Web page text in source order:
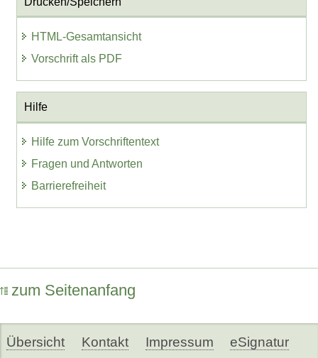
HTML-Gesamtansicht
Vorschrift als PDF
Hilfe
Hilfe zum Vorschriftentext
Fragen und Antworten
Barrierefreiheit
zum Seitenanfang
Übersicht Kontakt Impressum eSignatur